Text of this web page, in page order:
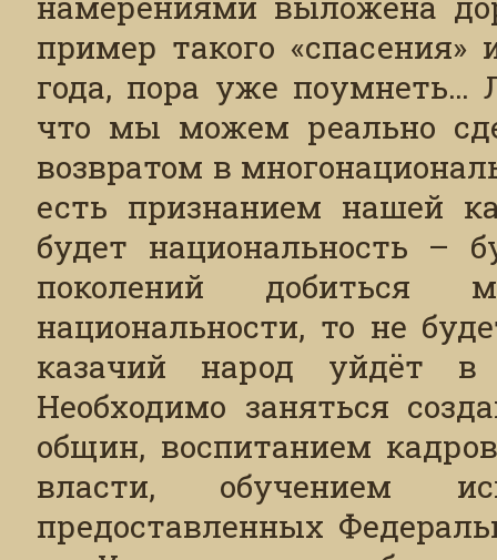
пример такого «спасения»
года, пора уже поумнеть…
что мы можем реально
возвратом в
есть признанием нашей
будет национальность
поколений добиться
национальности, то не
казачий народ уйдёт
Необходимо заняться
общин, воспитанием
власти, обучением
предоставленных